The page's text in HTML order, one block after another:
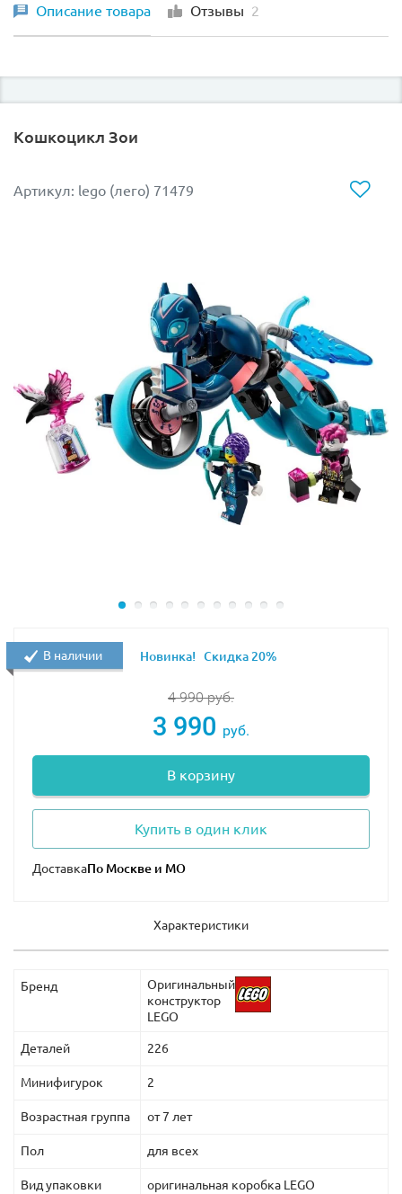
Описание товара Отзывы 2
Кошкоцикл Зои
Артикул: lego (лего) 71479
4 990руб.
3 990 руб.
В корзину
Купить в один клик
Доставка
В наличии Новинка! Скидка 20%
Характеристики
Бренд
Оригинальный
конструктор
LEGO
Деталей 226
Минифигурок 2
Возрастная группа от 7 лет
Пол для всех
Вид упаковки оригинальная коробка LEGO